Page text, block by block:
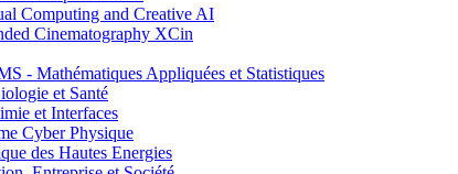
Computing and Creative AI
Cinematography XCin
- Mathématiques Appliquées et Statistiques
et Santé
et Interfaces
Cyber Physique
des Hautes Energies